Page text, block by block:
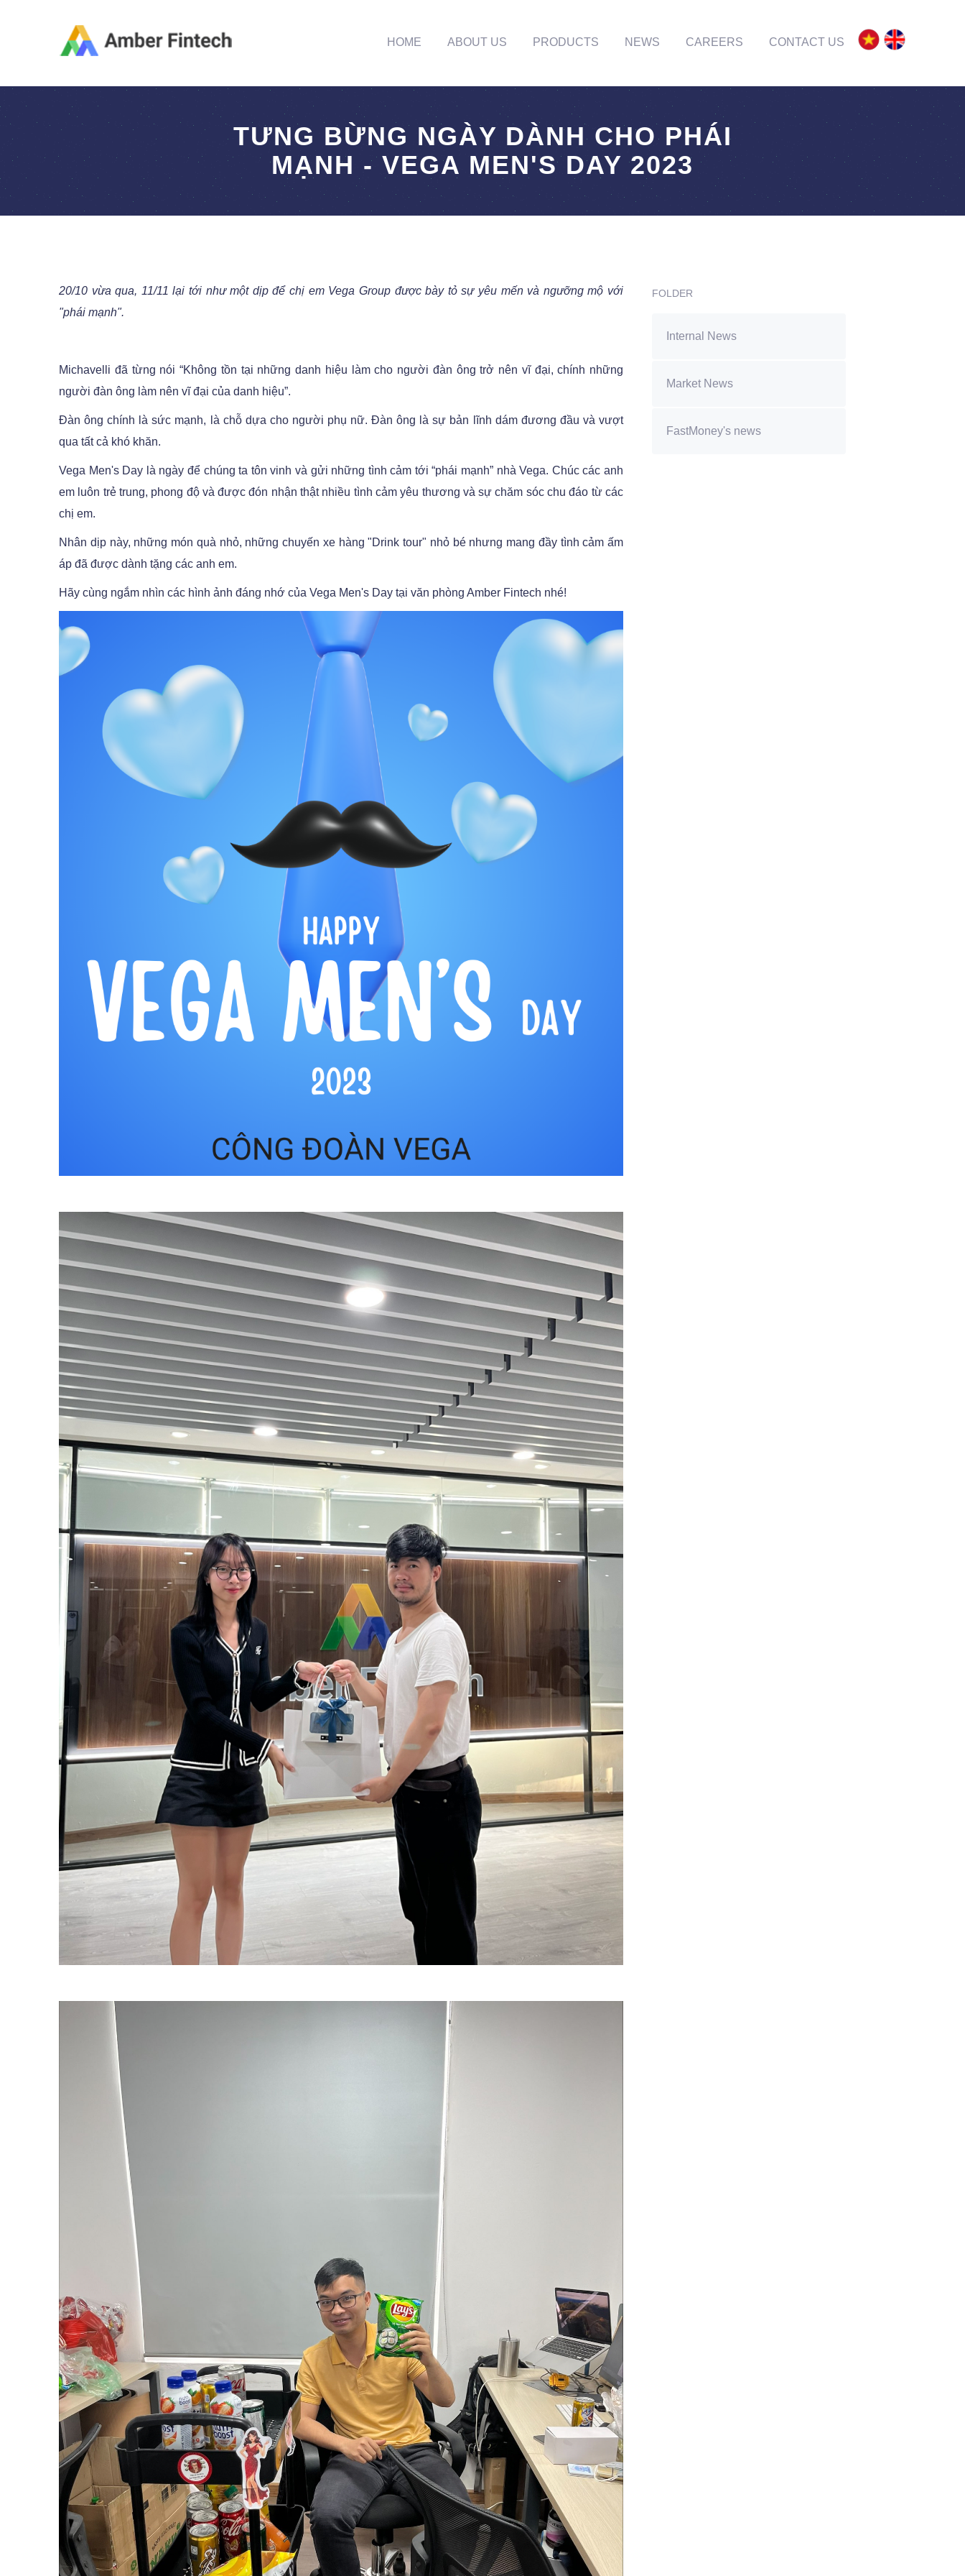
HOME ABOUT US PRODUCTS NEWS CAREERS CONTACT US
TƯNG BỪNG NGÀY DÀNH CHO PHÁI
MẠNH - VEGA MEN'S DAY 2023
20/10 vừa qua, 11/11 lại tới như một dịp để chị em Vega Group được bày tỏ sự yêu mến và ngưỡng mộ với
"phái mạnh".
Michavelli đã từng nói “Không tồn tại những danh hiệu làm cho người đàn ông trở nên vĩ đại, chính những
người đàn ông làm nên vĩ đại của danh hiệu”.
Đàn ông chính là sức mạnh, là chỗ dựa cho người phụ nữ. Đàn ông là sự bản lĩnh dám đương đầu và vượt
qua tất cả khó khăn.
Vega Men's Day là ngày để chúng ta tôn vinh và gửi những tình cảm tới “phái mạnh” nhà Vega. Chúc các anh
em luôn trẻ trung, phong độ và được đón nhận thật nhiều tình cảm yêu thương và sự chăm sóc chu đáo từ các
chị em.
Nhân dịp này, những món quà nhỏ, những chuyến xe hàng "Drink tour" nhỏ bé nhưng mang đầy tình cảm ấm
áp đã được dành tặng các anh em.
Hãy cùng ngắm nhìn các hình ảnh đáng nhớ của Vega Men's Day tại văn phòng Amber Fintech nhé!
FOLDER
Internal News
Market News
FastMoney's news